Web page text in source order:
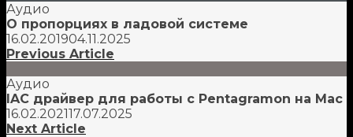
Аудио
О пропорциях в ладовой системе
16.02.201904.11.2025
Previous Article
Аудио
IAC драйвер для работы с Pentagramon на Mac
16.02.202117.07.2025
Next Article